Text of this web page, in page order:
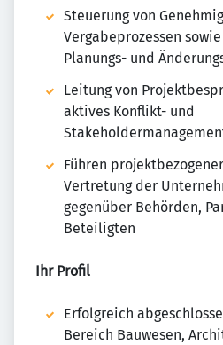
Steuerung von
Vergabeprozessen
Planungs- und
Leitung von
aktives Konflikt- und
Führen
Vertretung der
gegenüber Behörden,
Beteiligten
Ihr Profil
Erfolgreich
Bereich Bauwesen,